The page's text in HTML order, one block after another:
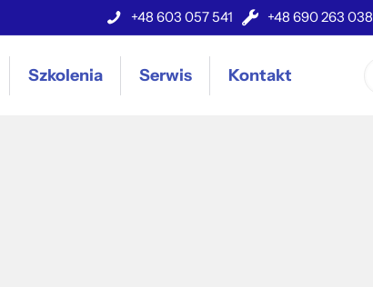
+48 603 057 541 +48 690 263 038
Szkolenia Serwis Kontakt